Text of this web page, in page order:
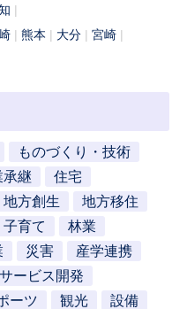
熊本 大分
宮崎
ものづくり・技術
承継
住宅
地方創生
地方移住
育て
林業
災害
産学連携
ービス開発
ーツ 観光
設備